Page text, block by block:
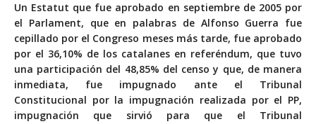
Un Estatut que fue aprobado en septiembre de 2005 por
el Parlament, que en palabras de Alfonso Guerra fue
cepillado por el Congreso meses más tarde, fue aprobado
por el 36,10% de los catalanes en referéndum, que tuvo
una participación del 48,85% del censo y que, de manera
inmediata, fue impugnado ante el Tribunal
Constitucional por la impugnación realizada por el PP,
impugnación que sirvió para que el Tribunal